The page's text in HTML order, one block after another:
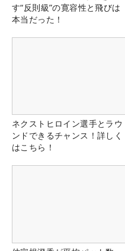
す“反則級”の寛容性と飛びは
本当だった！
ネクストヒロイン選手とラウ
ンドできるチャンス！詳しく
はこちら！